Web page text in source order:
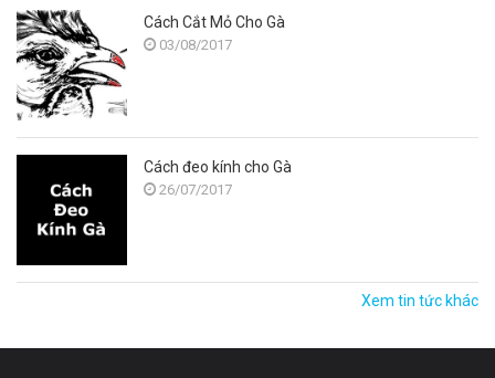
Cách Cắt Mỏ Cho Gà
03/08/2017
Cách đeo kính cho Gà
26/07/2017
Xem tin tức khác